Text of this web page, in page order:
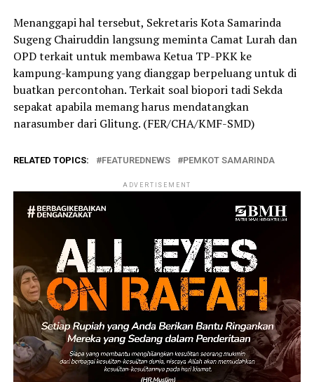
Menanggapi hal tersebut, Sekretaris Kota Samarinda
Sugeng Chairuddin langsung meminta Camat Lurah dan
OPD terkait untuk membawa Ketua TP-PKK ke
kampung-kampung yang dianggap berpeluang untuk di
buatkan percontohan. Terkait soal biopori tadi Sekda
sepakat apabila memang harus mendatangkan
narasumber dari Glitung. (FER/CHA/KMF-SMD)
RELATED TOPICS: FEATUREDNEWS PEMKOT SAMARINDA
ADVERTISEMENT